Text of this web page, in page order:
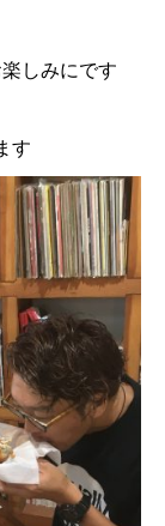
しみにです
す